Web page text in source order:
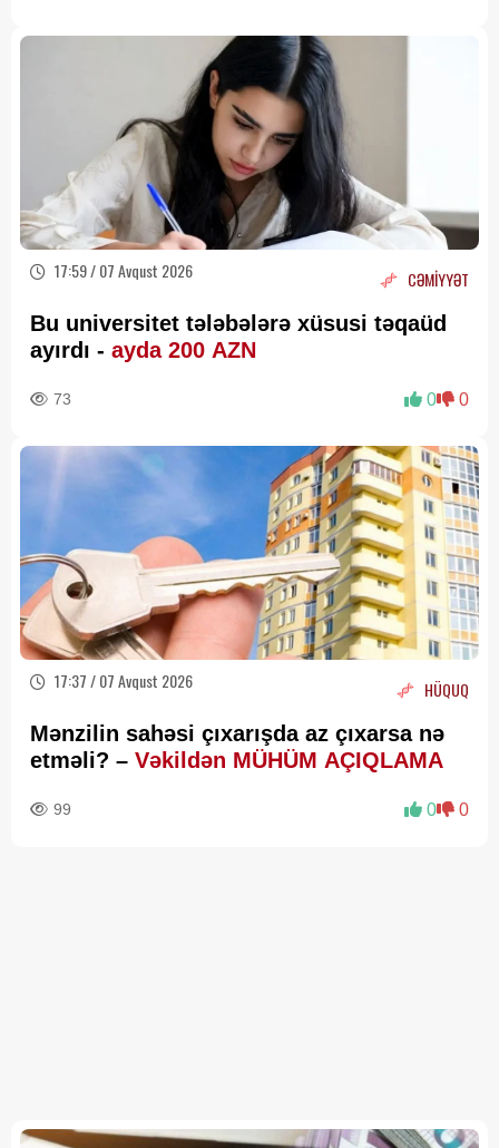
17:59 / 07 Avqust 2026 CƏMİYYƏT
Bu universitet tələbələrə xüsusi təqaüd
ayırdı - ayda 200 AZN
73 0 0
17:37 / 07 Avqust 2026 HÜQUQ
Mənzilin sahəsi çıxarışda az çıxarsa nə
etməli? – Vəkildən MÜHÜM AÇIQLAMA
99 0 0